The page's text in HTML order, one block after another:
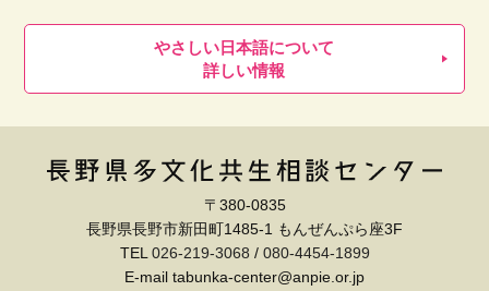
やさしい日本語について
詳しい情報
〒380-0835
長野県長野市新田町1485-1 もんぜんぷら座3F
TEL026-219-3068 / 080-4454-1899
E-mail tabunka-center@anpie.or.jp